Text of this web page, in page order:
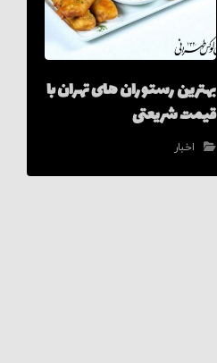
بهترین رستوران های تهران با
قیمت شریعتی
اخبار